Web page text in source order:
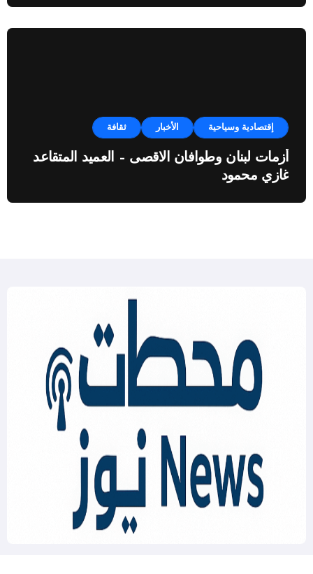
إقتصادية وسياحية الأخبار ثقافة
أزمات لبنان وطوافان الاقصى – العميد المتقاعد
غازي محمود